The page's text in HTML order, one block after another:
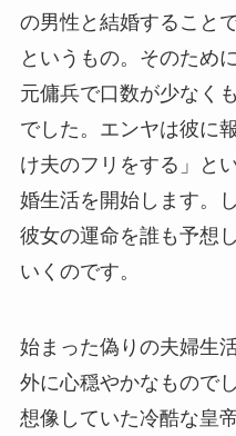
の男性と結婚すること
というもの。そのため
元傭兵で口数が少なく
でした。エンヤは彼に
け夫のフリをする」と
婚生活を開始します。
彼女の運命を誰も予想
いくのです。
始まった偽りの夫婦生
外に心穏やかなもので
想像していた冷酷な皇